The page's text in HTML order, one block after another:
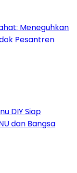
Meneguhkan
Pesantren
DIY Siap
dan Bangsa